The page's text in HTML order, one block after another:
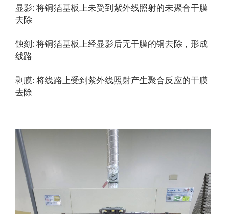
显影: 将铜箔基板上未受到紫外线照射的未聚合干膜
去除
蚀刻: 将铜箔基板上经显影后无干膜的铜去除，形成
线路
剥膜: 将线路上受到紫外线照射产生聚合反应的干膜
去除